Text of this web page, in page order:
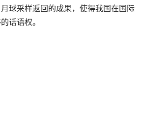
球采样返回的成果，使得我国在国际
话语权。